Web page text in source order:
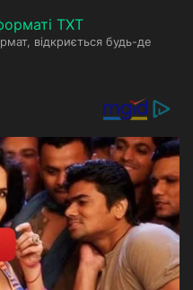
TXT
відкриється будь-де